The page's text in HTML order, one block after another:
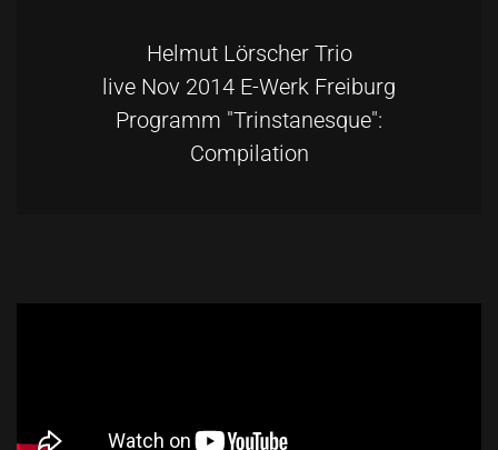
Helmut Lörscher Trio
live Nov 2014 E-Werk Freiburg
Programm "Trinstanesque":
Compilation